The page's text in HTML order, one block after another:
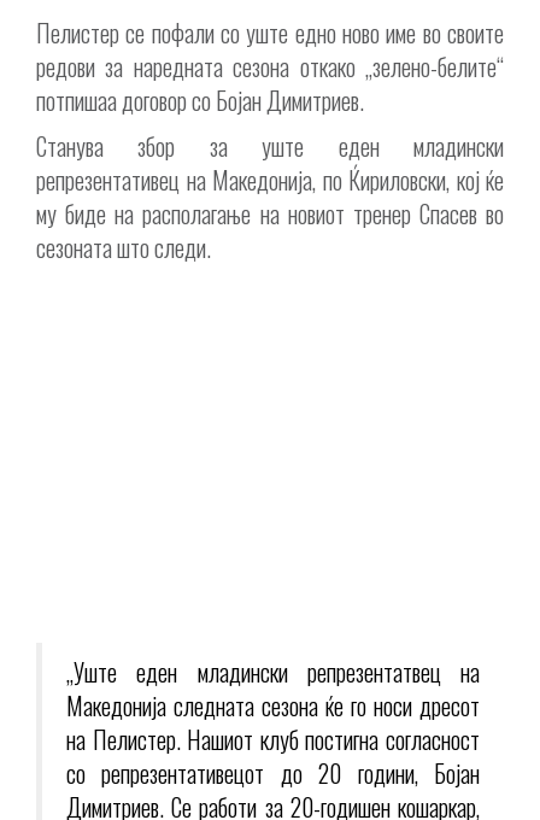
Пелистер се пофали со уште едно ново име во своите
редови за наредната сезона откако „зелено-белите“
потпишаа договор со Бојан Димитриев.
Станува збор за уште еден младински
репрезентативец на Македонија, по Ќириловски, кој ќе
му биде на располагање на новиот тренер Спасев во
сезоната што следи.
„Уште еден младински репрезентатвец на
Македонија следната сезона ќе го носи дресот
на Пелистер. Нашиот клуб постигна согласност
со репрезентативецот до 20 години, Бојан
Димитриев. Се работи за 20-годишен кошаркар,